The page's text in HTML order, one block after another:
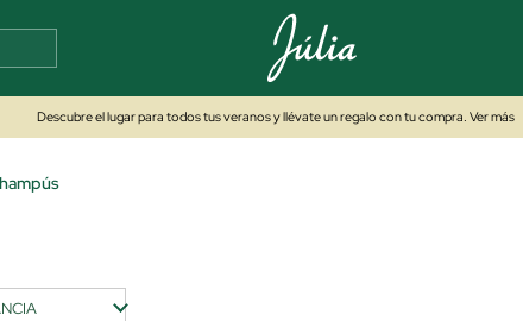
Descubre el lugar para todos tus veranos y llévate un regalo con tu compra. Ver más